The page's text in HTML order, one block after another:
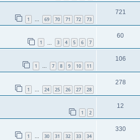
1 ... 69 70 71 72 73
721
1 3 4 5 6 7
60
1 ... 7 8 9 10 11
106
1 ... 24 25 26 27 28
278
1 2
12
1 ... 30 31 32 33 34
330